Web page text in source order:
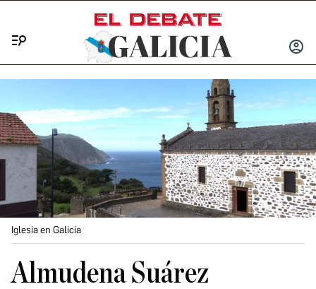
INICIAR
Iglesia en Galicia
Almudena Suárez